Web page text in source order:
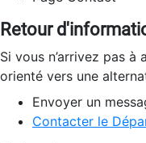
Retour
Si vous n’arrivez pas
orienté vers une
Envoyer un
Contacter le